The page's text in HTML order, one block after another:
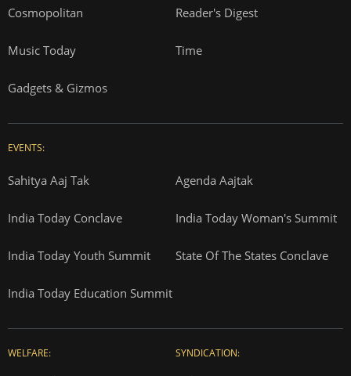
Cosmopolitan Reader's Digest
Music Today Time
Gadgets & Gizmos
EVENTS:
Sahitya Aaj Tak Agenda Aajtak
India Today Conclave India Today Woman's Summit
India Today Youth Summit State Of The States Conclave
India Today Education Summit
WELFARE: SYNDICATION: